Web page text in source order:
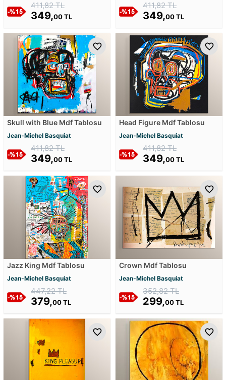
411,82 TL
349,00 TL
411,82 TL
349,00 TL
Skull with Blue Mdf Tablosu
Jean-Michel Basquiat
411,82 TL
349,00 TL
Head Figure Mdf Tablosu
Jean-Michel Basquiat
411,82 TL
349,00 TL
Jazz King Mdf Tablosu
Jean-Michel Basquiat
447,22 TL
379,00 TL
Crown Mdf Tablosu
Jean-Michel Basquiat
352,82 TL
299,00 TL